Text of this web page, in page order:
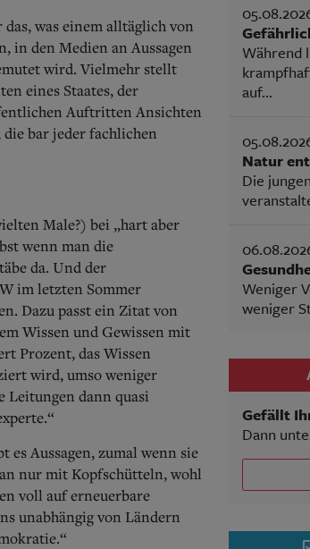
was einem alltäglich von
in den Medien an Aussagen
wird. Vielmehr stellt
eines Staates, der
Auftritten Ansichten
bar jeder fachlichen
Male?) bei „hart aber
wenn man die
da. Und der
im letzten Sommer
Dazu passt ein Zitat von
Wissen und Gewissen mit
Prozent, das Wissen
wird, umso weniger
Leitungen dann quasi
Aussagen, zumal wenn sie
nur mit Kopfschütteln, wohl
voll auf erneuerbare
unabhängig von Ländern
Während
auf...
Natur
Die
Weniger
weniger
Gefällt
Dann